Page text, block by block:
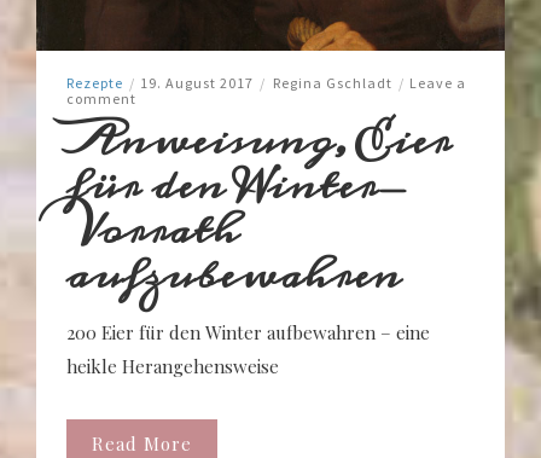
Rezepte / 19. August 2017 / Regina Gschladt / Leave a
comment
Anweisung, Eier
für den Winter-
Vorrath
aufzubewahren
200 Eier für den Winter aufbewahren – eine
heikle Herangehensweise
Read More